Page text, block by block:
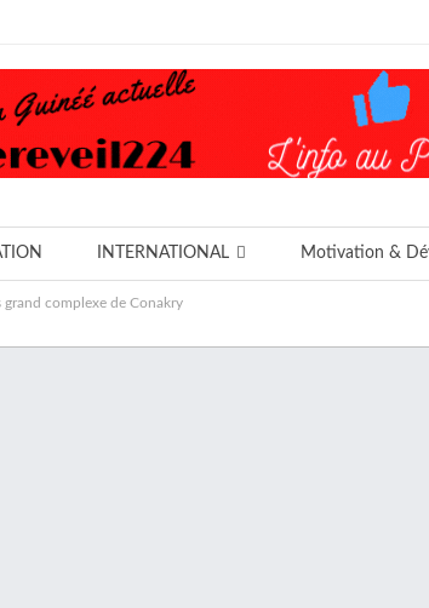
INTERNATIONAL Motivation &
grand complexe de Conakry